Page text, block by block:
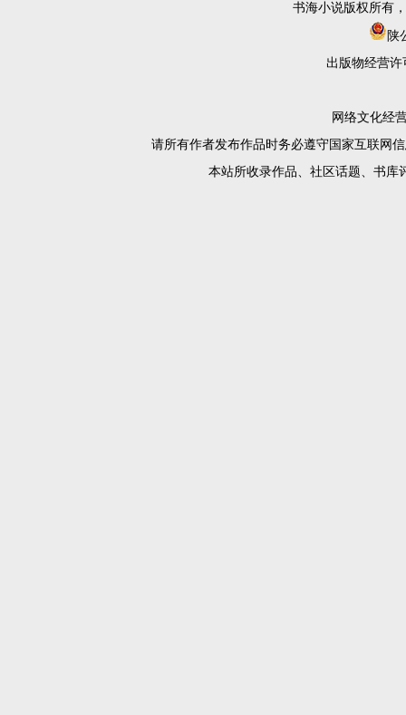
书海小说版权所有
陕
出版物经营许
网络文化经
请所有作者发布作品时务必遵守国家互联网
本站所收录作品、社区话题、书库